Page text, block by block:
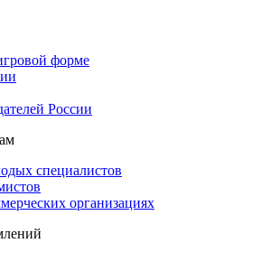
форме
России
специалистов
организациях